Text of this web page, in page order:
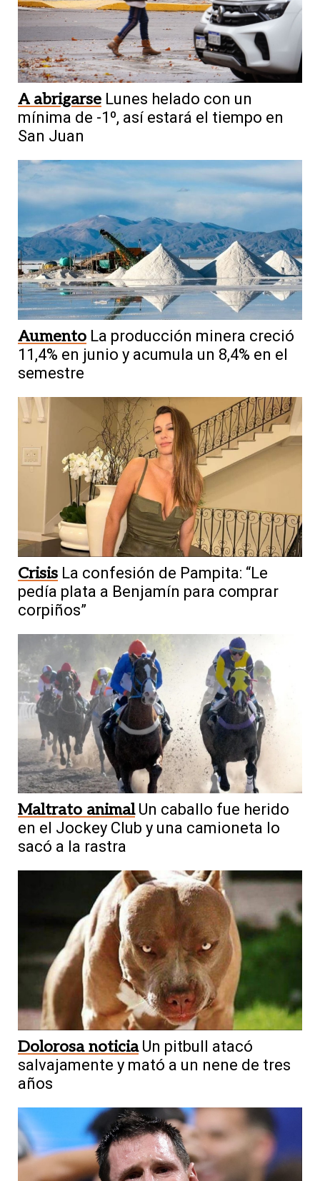
A abrigarse Lunes helado con un
mínima de -1º, así estará el tiempo en
San Juan
Aumento La producción minera creció
11,4% en junio y acumula un 8,4% en el
semestre
Crisis La confesión de Pampita: “Le
pedía plata a Benjamín para comprar
corpiños”
Maltrato animal Un caballo fue herido
en el Jockey Club y una camioneta lo
sacó a la rastra
Dolorosa noticia Un pitbull atacó
salvajamente y mató a un nene de tres
años